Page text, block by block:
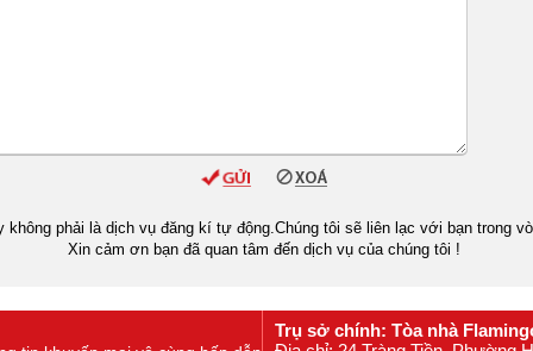
không phải là dịch vụ đăng kí tự động.Chúng tôi sẽ liên lạc với bạn trong
Xin cảm ơn bạn đã quan tâm đến dịch vụ của chúng tôi !
Trụ sở chính: Tòa nhà